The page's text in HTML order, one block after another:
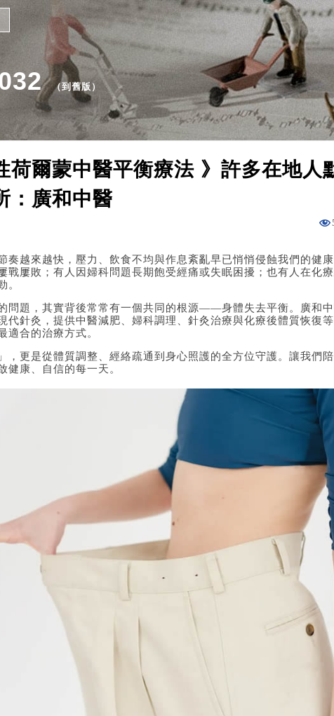
（到舊版 ）
荷爾蒙中醫平衡療法 》許多在地人
：廣和中醫
奏越來越快，壓力、飲食不均與作息紊亂早已悄悄侵蝕我們的健
戰屢敗；有人因婦科問題長期飽受經痛或失眠困擾；也有人在化
。
問題，其實背後常常有一個共同的根源——身體失去平衡。廣和
代針灸，提供中醫減肥、婦科調理、針灸治療與化療後體質恢復
適合的治療方式。
，更是從體質調整、經絡疏通到身心照護的全方位守護。讓我們
健康、自信的每一天。